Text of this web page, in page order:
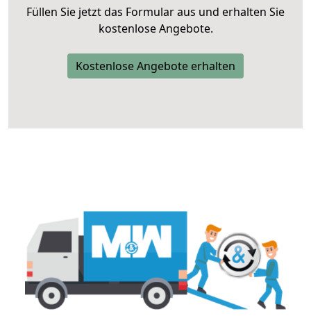
Füllen Sie jetzt das Formular aus und erhalten Sie
kostenlose Angebote.
Kostenlose Angebote erhalten